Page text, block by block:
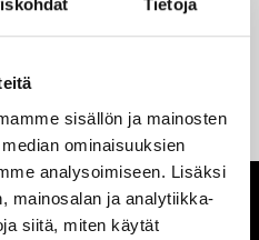
Tietoja
sisällön ja mainosten
ominaisuuksien
analysoimiseen. Lisäksi
mainosalan ja analytiikka-
siitä, miten käytät